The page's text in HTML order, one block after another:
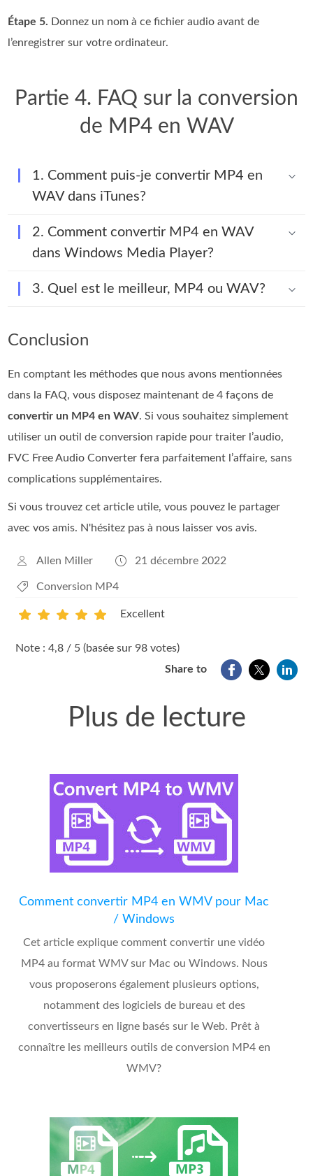
Étape 5. Donnez un nom à ce fichier audio avant de
l’enregistrer sur votre ordinateur.
Partie 4. FAQ sur la conversion
de MP4 en WAV
1. Comment puis-je convertir MP4 en
WAV dans iTunes?
2. Comment convertir MP4 en WAV
dans Windows Media Player?
3. Quel est le meilleur, MP4 ou WAV?
Conclusion
En comptant les méthodes que nous avons mentionnées
dans la FAQ, vous disposez maintenant de 4 façons de
convertir un MP4 en WAV. Si vous souhaitez simplement
utiliser un outil de conversion rapide pour traiter l’audio,
FVC Free Audio Converter fera parfaitement l’affaire, sans
complications supplémentaires.
Si vous trouvez cet article utile, vous pouvez le partager
avec vos amis. N'hésitez pas à nous laisser vos avis.
Allen Miller 21 décembre 2022
Conversion MP4
Excellent
Note : 4,8 / 5 (basée sur 98 votes)
Share to
Plus de lecture
Comment convertir MP4 en WMV pour Mac
/ Windows
Cet article explique comment convertir une vidéo
MP4 au format WMV sur Mac ou Windows. Nous
vous proposerons également plusieurs options,
notamment des logiciels de bureau et des
convertisseurs en ligne basés sur le Web. Prêt à
connaître les meilleurs outils de conversion MP4 en
WMV?